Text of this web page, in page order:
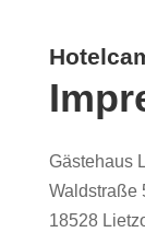
Gästehaus
Waldstraße
18528